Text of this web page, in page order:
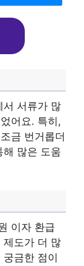
서 서류가 많
어요. 특히,
금 번거롭더
해 많은 도움
이자 환급
제도가 더 많
금한 점이